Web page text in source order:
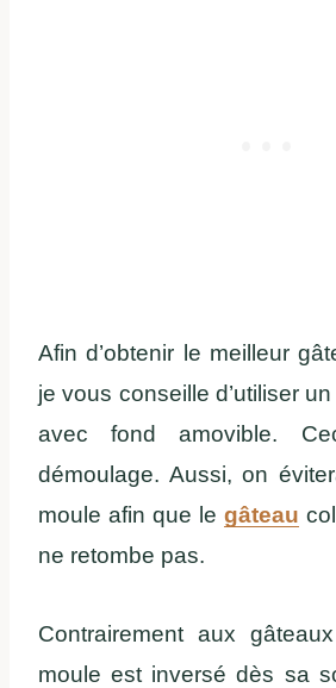
Afin d’obtenir le meilleur
je vous conseille d’utiliser
avec fond amovible.
démoulage. Aussi, on
moule afin que le gâteau
ne retombe pas.
Contrairement aux
moule est inversé dès sa